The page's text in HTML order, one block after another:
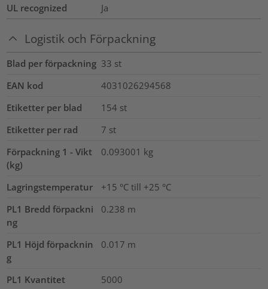
UL recognized
Ja
Logistik och Förpackning
Blad per förpackning 33 st
EAN kod
4031026294568
Etiketter per blad
154 st
Etiketter per rad
7 st
Förpackning 1 - Vikt
(kg)
0.093001 kg
Lagringstemperatur
+15 °C till +25 °C
PL1 Bredd förpackni
ng
0.238 m
PL1 Höjd förpacknin
g
0.017 m
PL1 Kvantitet 5000